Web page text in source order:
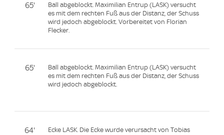
65'
Ball abgeblockt. Maximilian Entrup (LASK) versucht
es mit dem rechten Fuß aus der Distanz, der Schuss
wird jedoch abgeblockt. Vorbereitet von Florian
Flecker.
65'
Ball abgeblockt. Maximilian Entrup (LASK) versucht
es mit dem rechten Fuß aus der Distanz, der Schuss
wird jedoch abgeblockt.
64'
Ecke LASK. Die Ecke wurde verursacht von Tobias